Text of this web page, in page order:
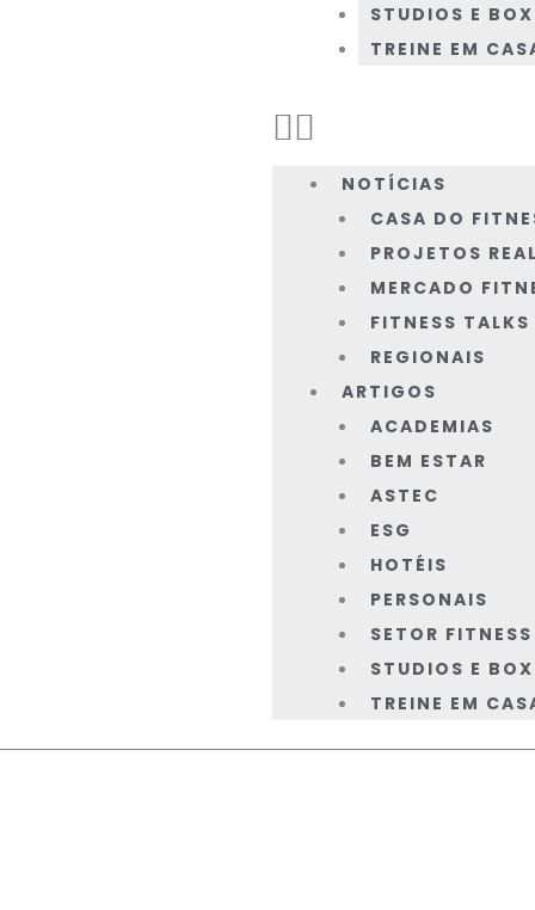
STUDIOS E BOX
TREINE EM
NOTÍCIAS
CASA DO
PROJETOS
MERCADO
FITNESS TALKS
REGIONAIS
ARTIGOS
ACADEMIAS
BEM ESTAR
ASTEC
ESG
HOTÉIS
PERSONAIS
SETOR FITNESS
STUDIOS E BOX
TREINE EM